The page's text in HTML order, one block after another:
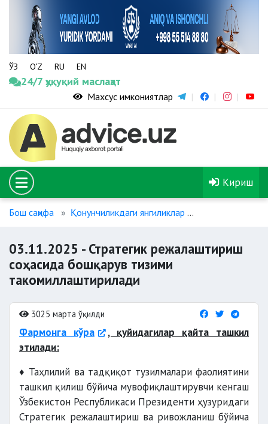
ЎЗ O‘Z RU EN
24/7 ҳуқуқий маслаҳат
Махсус имкониятлар
Кириш
Бош саҳифа Қонунчиликдаги янгиликлар
03.11.2025 - Стратегик режалаштириш
соҳасида бошқарув тизими
такомиллаштирилади
3025 марта ўқилди
Фармонга кўра
, қуйидагилар қайта ташкил
этилади:
♦ Таҳлилий ва тадқиқот тузилмалари фаолиятини
ташкил қилиш бўйича мувофиқлаштирувчи кенгаш
Ўзбекистон Республикаси Президенти ҳузуридаги
Стратегик режалаштириш ва ривожланиш бўйича